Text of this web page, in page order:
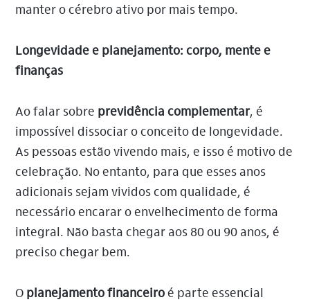
manter o cérebro ativo por mais tempo.
Longevidade e planejamento: corpo, mente e
finanças
Ao falar sobre previdência complementar, é
impossível dissociar o conceito de longevidade.
As pessoas estão vivendo mais, e isso é motivo de
celebração. No entanto, para que esses anos
adicionais sejam vividos com qualidade, é
necessário encarar o envelhecimento de forma
integral. Não basta chegar aos 80 ou 90 anos, é
preciso chegar bem.
O planejamento financeiro é parte essencial